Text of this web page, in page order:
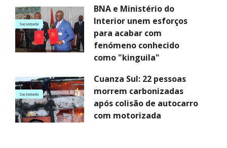
Sociedade
BNA e Ministério do
Interior unem esforços
para acabar com
fenómeno conhecido
como "kinguila"
Sociedade
Cuanza Sul: 22 pessoas
morrem carbonizadas
após colisão de autocarro
com motorizada